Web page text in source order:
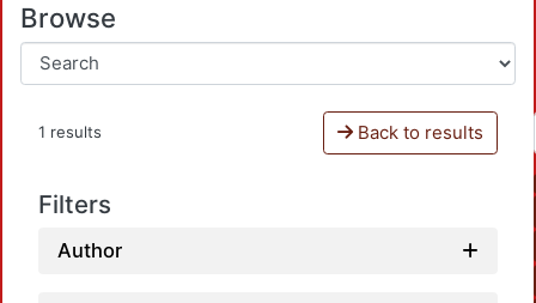
Browse
1 results Back to results
Filters
Author